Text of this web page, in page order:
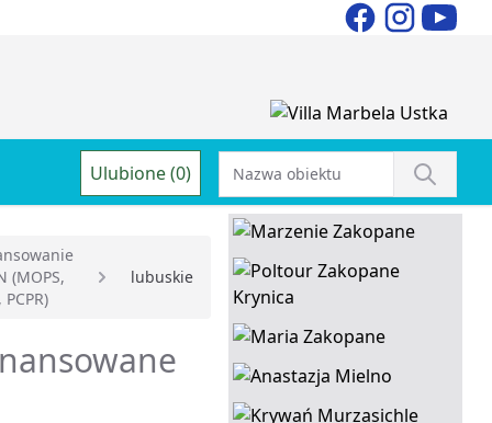
Ulubione (0)
(MOPS,
PCPR)
lubuskie